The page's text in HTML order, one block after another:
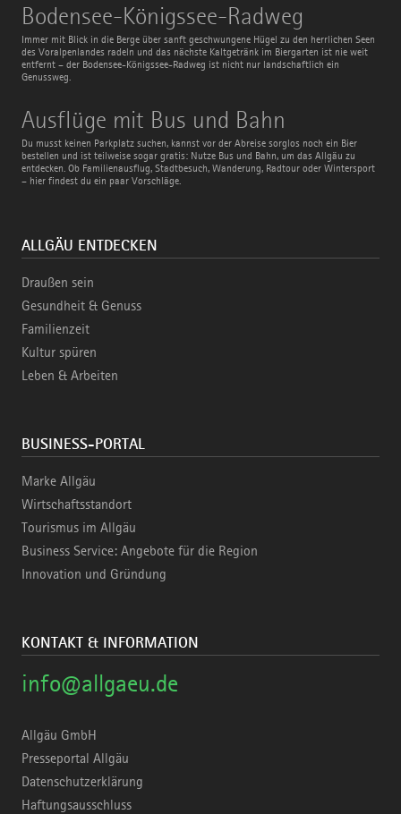
Bodensee-Königssee-Radweg
Immer mit Blick in die Berge über sanft geschwungene Hügel zu den herrlichen Seen
des Voralpenlandes radeln und das nächste Kaltgetränk im Biergarten ist nie weit
entfernt – der Bodensee-Königssee-Radweg ist nicht nur landschaftlich ein
Genussweg.
Bodensee-
Königssee-
Radweg
Ausflüge mit Bus und Bahn
Du musst keinen Parkplatz suchen, kannst vor der Abreise sorglos noch ein Bier
bestellen und ist teilweise sogar gratis: Nutze Bus und Bahn, um das Allgäu zu
entdecken. Ob Familienausflug, Stadtbesuch, Wanderung, Radtour oder Wintersport
– hier findest du ein paar Vorschläge.
Ausflüge
mit
Bus
und
Bahn
ALLGÄU ENTDECKEN
Draußen sein
Gesundheit & Genuss
Familienzeit
Kultur spüren
Leben & Arbeiten
BUSINESS-PORTAL
Marke Allgäu
Wirtschaftsstandort
Tourismus im Allgäu
Business Service: Angebote für die Region
Innovation und Gründung
KONTAKT & INFORMATION
info@allgaeu.de
Allgäu GmbH
Presseportal Allgäu
Datenschutzerklärung
Haftungsausschluss